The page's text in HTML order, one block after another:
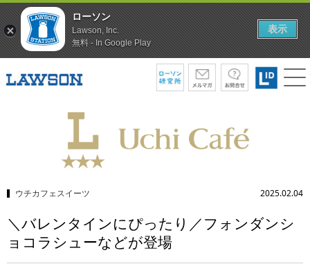
ウチカフェスイーツ 2025.02.04
＼バレンタインにぴったり／フォンダンシ
ョコラシューなどが登場
ローソン
Lawson, Inc.
無料 - In Google Play
表示